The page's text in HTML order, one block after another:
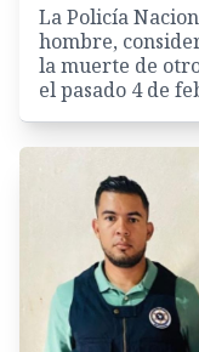
La Policía
hombre,
la muerte de
el pasado 4 de